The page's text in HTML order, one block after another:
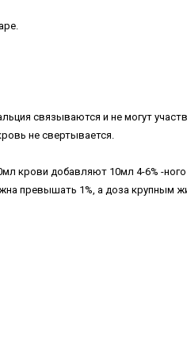
связываются и не могут
не свертывается.
крови добавляют 10мл 4-6% -ного
превышать 1%, а доза крупным